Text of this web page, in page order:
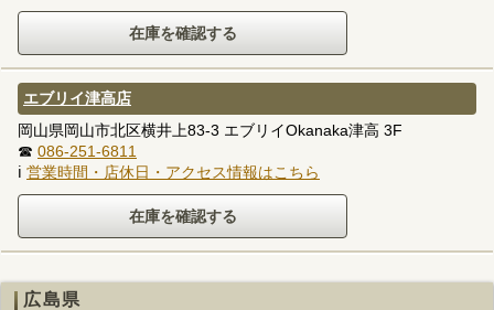
エブリイ津高店
岡山県岡山市北区横井上83-3 エブリイOkanaka津高 3F
☎ 086-251-6811
ℹ 営業時間・店休日・アクセス情報はこちら
広島県